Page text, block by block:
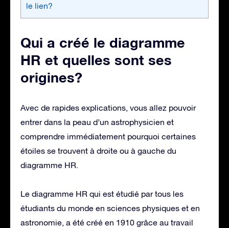
le lien?
Qui a créé le diagramme
HR et quelles sont ses
origines?
Avec de rapides explications, vous allez pouvoir
entrer dans la peau d’un astrophysicien et
comprendre immédiatement pourquoi certaines
étoiles se trouvent à droite ou à gauche du
diagramme HR.
Le diagramme HR qui est étudié par tous les
étudiants du monde en sciences physiques et en
astronomie, a été créé en 1910 grâce au travail